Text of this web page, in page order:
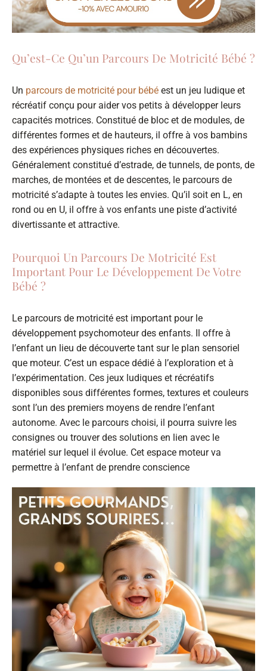
Qu’est-Ce Qu’un Parcours De Motricité Bébé ?
Un parcours de motricité pour bébé est un jeu ludique et
récréatif conçu pour aider vos petits à développer leurs
capacités motrices. Constitué de bloc et de modules, de
différentes formes et de hauteurs, il offre à vos bambins
des expériences physiques riches en découvertes.
Généralement constitué d’estrade, de tunnels, de ponts, de
marches, de montées et de descentes, le parcours de
motricité s’adapte à toutes les envies. Qu’il soit en L, en
rond ou en U, il offre à vos enfants une piste d’activité
divertissante et attractive​​.
Pourquoi Un Parcours De Motricité Est
Important Pour Le Développement De Votre
Bébé ?
Le parcours de motricité est important pour le
développement psychomoteur des enfants. Il offre à
l’enfant un lieu de découverte tant sur le plan sensoriel
que moteur. C’est un espace dédié à l’exploration et à
l’expérimentation. Ces jeux ludiques et récréatifs
disponibles sous différentes formes, textures et couleurs
sont l’un des premiers moyens de rendre l’enfant
autonome. Avec le parcours choisi, il pourra suivre les
consignes ou trouver des solutions en lien avec le
matériel sur lequel il évolue. Cet espace moteur va
permettre à l’enfant de prendre conscience